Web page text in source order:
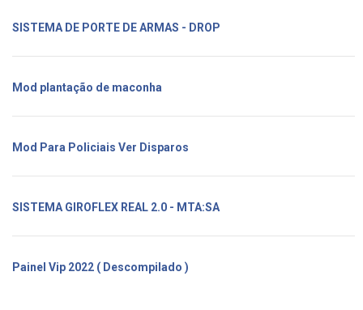
SISTEMA DE PORTE DE ARMAS - DROP
Mod plantação de maconha
Mod Para Policiais Ver Disparos
SISTEMA GIROFLEX REAL 2.0 - MTA:SA
Painel Vip 2022 ( Descompilado )